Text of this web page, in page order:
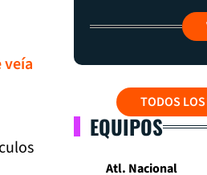
veía
TODOS
EQUIPOS
Atl. Nacional